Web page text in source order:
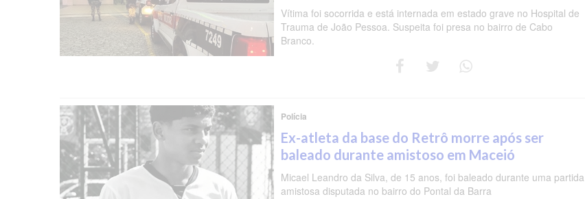
Vítima foi socorrida e está internada em estado grave no Hospital de
Trauma de João Pessoa. Suspeita foi presa no bairro de Cabo
Branco.
Polícia
Ex-atleta da base do Retrô morre após ser
baleado durante amistoso em Maceió
Micael Leandro da Silva, de 15 anos, foi baleado durante uma partida
amistosa disputada no bairro do Pontal da Barra